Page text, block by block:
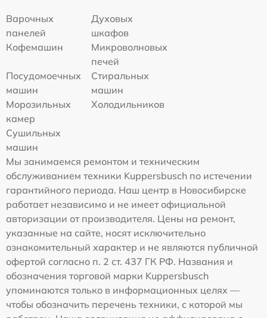
Варочных
панелей
Духовых
шкафов
Кофемашин
Микроволновых
печей
Посудомоечных
машин
Стиральных
машин
Морозильных
камер
Холодильников
Сушильных
машин
Мы занимаемся ремонтом и техническим
обслуживанием техники Kuppersbusch по истечении
гарантийного периода. Наш центр в Новосибирске
работает независимо и не имеет официальной
авторизации от производителя. Цены на ремонт,
указанные на сайте, носят исключительно
ознакомительный характер и не являются публичной
офертой согласно п. 2 ст. 437 ГК РФ. Названия и
обозначения торговой марки Kuppersbusch
упоминаются только в информационных целях —
чтобы обозначить перечень техники, с которой мы